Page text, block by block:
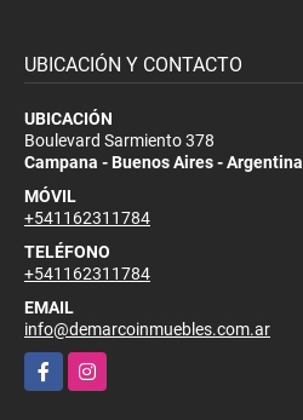
UBICACIÓN Y CONTACTO
UBICACIÓN
Boulevard Sarmiento 378
Campana - Buenos Aires - Argentina
MÓVIL
+541162311784
TELÉFONO
+541162311784
EMAIL
info@demarcoinmuebles.com.ar
FacebookInstagram